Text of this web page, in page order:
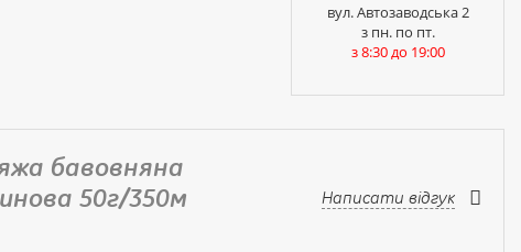
вул. Автозаводська 2
з пн. по пт.
з 8:30 до 19:00
бавовняна
50г/350м
Написати відгук